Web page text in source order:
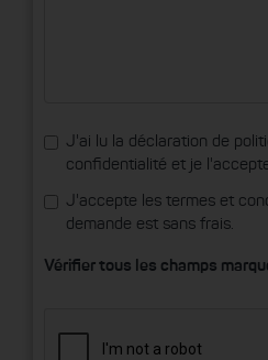
J'ai lu la déclaration de
confidentialité et je
J'accepte les termes et
demande est sans frais.
Vérifier tous les champs